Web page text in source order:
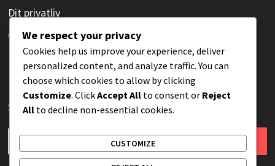
Dit privatliv
Cookieindstillinger
Brugeraftale
SØG
Search
for:
We respect your privacy
Cookies help us improve your experience, deliver
personalized content, and analyze traffic. You can
choose which cookies to allow by clicking
Customize. ClickAccept All to consent or Reject
All to decline non-essential cookies.
CUSTOMIZE